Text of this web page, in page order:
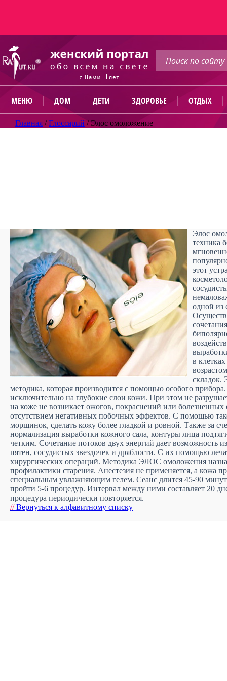
МЕНЮ ДОМ ДЕТИ ЗДОРОВЬЕ ОТДЫХ
Главная /Глоссарий /Элос омоложение
Элос
техника
этот
одной из
в
складок.
методика, которая производится с помощью особого
исключительно на глубокие слои кожи. При этом не
на коже не возникает ожогов, покраснений или
отсутствием негативных побочных эффектов. С помощью
морщинок, сделать кожу более гладкой и ровной. Также за
нормализация выработки кожного сала, контуры лица
четким. Сочетание потоков двух энергий дает возможность
пятен, сосудистых звездочек и дряблости. С их помощью
хирургических операций. Методика ЭЛОС омоложения
профилактики старения. Анестезия не применяется, а кожа
специальным увлажняющим гелем. Сеанс длится 45-90
пройти 5-6 процедур. Интервал между ними составляет 20
процедура периодически повторяется.
//Вернуться к алфавитному списку